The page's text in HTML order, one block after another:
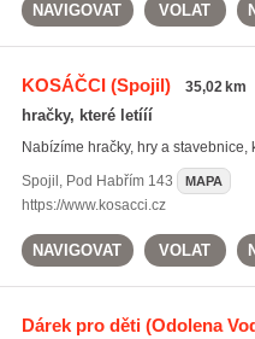
NAVIGOVAT VOLAT
KOSÁČCI(Spojil) 35,02 km
hračky, které letííí
Nabízíme hračky, hry a
Spojil , Pod Habřím 143 MAPA
https://www.kosacci.cz
NAVIGOVAT VOLAT
Dárek pro děti(Odolena